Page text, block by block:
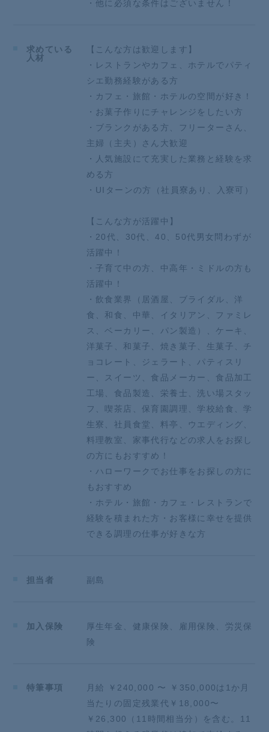
・他に必須な条件はございません！
求めている
人材
【こんな方は歓迎します】
・レストランやカフェ、ホテルでパティ
シエ勤務経験がある方
・カフェ・旅館・ホテルの空間が好き！
・お菓子作りにチャレンジをしたい方
・ブランクがある方、フリーターさん、
主婦（主夫）さん大歓迎
・人気施設にて充実した業務と経験を求
める方
・UIターンの方（社員寮あり、入寮可）
【こんな方が活躍中】
・20代、30代、40、50代男女問わずが
活躍中！
・子育て中の方、中高年・ミドルの方も
活躍中！
・飲食業界（居酒屋、ブライダル、洋
食、和食、中華、イタリアン、ファミレ
ス、ベーカリー、パン製造）、ケーキ、
洋菓子、和菓子、焼き菓子、生菓子、チ
ョコレート、ジェラート、パティスリ
ー、スイーツ、食品メーカー、食品加工
工場、食品製造、栄養士、洗い場スタッ
フ、喫茶店、保育園調理、学校給食、学
生寮、社員食堂、料亭、ウエディング、
料理教室、家事代行などの求人をお探し
の方にもおすすめ！
・ハローワークでお仕事をお探しの方に
もおすすめ
・ホテル・旅館・カフェ・レストランで
経験を積まれた方・お客様に幸せを提供
できる調理の仕事が好きな方
担当者 副島
加入保険
厚生年金、健康保険、雇用保険、労災保
険
特筆事項
月給 ￥240,000 〜 ￥350,000は1か月
当たりの固定残業代￥18,000〜
￥26,300（11時間相当分）を含む。11